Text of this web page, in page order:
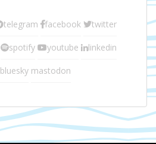
telegram facebook twitter
spotify youtube linkedin
bluesky mastodon